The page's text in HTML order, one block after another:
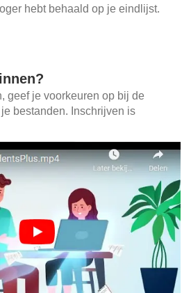
hebt behaald op je eindlijst.
geef je voorkeuren op bij de
bestanden. Inschrijven is